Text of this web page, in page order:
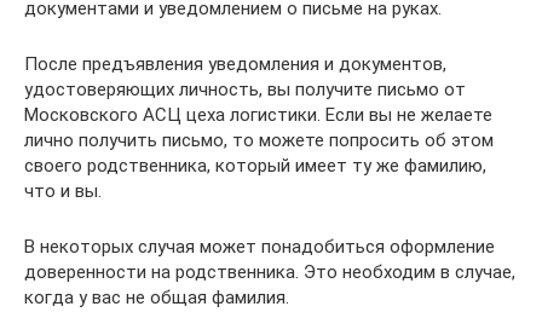
документами и уведомлением о письме на руках.
После предъявления уведомления и документов,
удостоверяющих личность, вы получите письмо от
Московского АСЦ цеха логистики. Если вы не желаете
лично получить письмо, то можете попросить об этом
своего родственника, который имеет ту же фамилию,
что и вы.
В некоторых случая может понадобиться оформление
доверенности на родственника. Это необходим в случае,
когда у вас не общая фамилия.